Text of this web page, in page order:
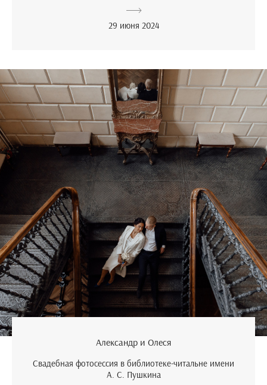
29 июня 2024
Александр и Олеся
Свадебная фотосессия в библиотеке-читальне имени
А. С. Пушкина